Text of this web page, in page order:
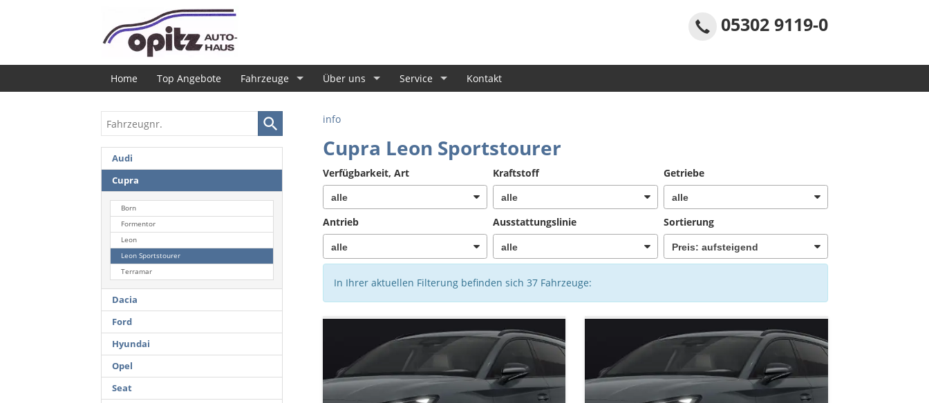
05302 9119-0
Home Top Angebote Fahrzeuge Über uns Service Kontakt
info
Cupra Leon Sportstourer
Verfügbarkeit, Art Kraftstoff Getriebe
Antrieb Ausstattungslinie Sortierung
In Ihrer aktuellen Filterung befinden sich 37Fahrzeuge:
Fahrzeugnr.
Audi
Cupra
Born
Formentor
Leon
Leon Sportstourer
Terramar
Dacia
Ford
Hyundai
Opel
Seat